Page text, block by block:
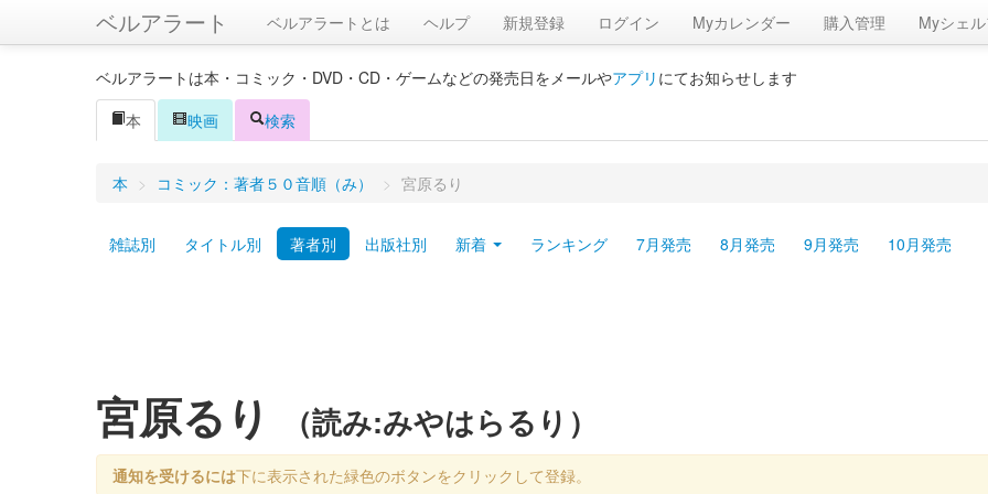
ベルアラート ベルアラートとは ヘルプ 新規登録 ログイン Myカレンダー 購入管理 Myシェル
ベルアラートは本・コミック・DVD・CD・ゲームなどの発売日をメールやアプリ にてお知らせします
本
映画 検索
本 > コミック：著者５０音順（み） > 宮原るり
雑誌別 タイトル別 著者別 出版社別 新着 ランキング 7月発売 8月発売 9月発売 10月発売
宮原るり （読み:みやはらるり）
通知を受けるには下に表示された緑色のボタンをクリックして登録。